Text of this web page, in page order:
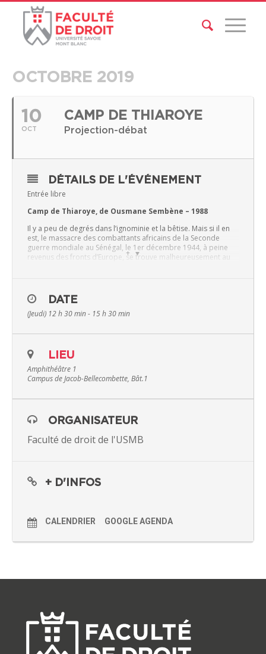
OCTOBRE 2019
10
OCT
CAMP DE THIAROYE
Projection-débat
+
DÉTAILS DE L'ÉVÉNEMENT
Entrée libre
Camp de Thiaroye, de Ousmane Sembène – 1988
Il y a peu de degrés dans l’ignominie et la bêtise. Mais si il en
est, le massacre des combattants africains de la Seconde
guerre mondiale au Sénégal, le 1er décembre 1944, à peine
revenus des fronts d’Europe, se trouve malheureusement au
franco-sénégalaises.
Le film d’Ousmane Sembène, grand prix du jury de La Mostra
sobre, en même temps qu’une œuvre cinématographique
DATE
(Jeudi) 12 h 30 min - 15 h 30 min
LIEU
Amphithéâtre 1
Campus de Jacob-Bellecombette, Bât.1
ORGANISATEUR
Faculté de droit de l'USMB
+ D'INFOS
CALENDRIER GOOGLE AGENDA